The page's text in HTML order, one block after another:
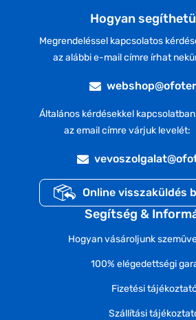
Hogyan
Megrendeléssel kapcsolatos
az alábbi e-mail címre írhat
Általános kérdésekkel
az email címre várjuk levelét:
Online visszaküldés
Segítség &
Hogyan vásároljunk
100% elégedettségi
Fizetési
Szállítási